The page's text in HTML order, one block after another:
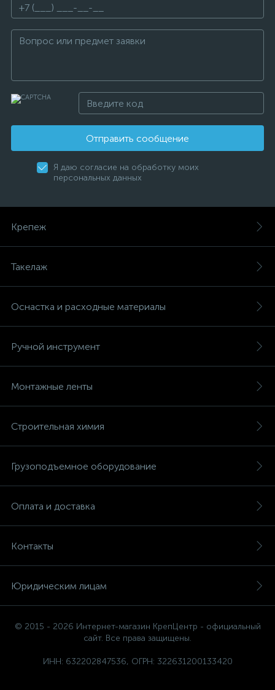
Отправить сообщение
Я даю согласие на обработку моих
персональных данных
Крепеж
Такелаж
Оснастка и расходные материалы
Ручной инструмент
Монтажные ленты
Строительная химия
Грузоподъемное оборудование
Оплата и доставка
Контакты
Юридическим лицам
© 2015 - 2026 Интернет-магазин КрепЦентр - официальный
сайт. Все права защищены.
ИНН: 632202847536, ОГРН: 322631200133420